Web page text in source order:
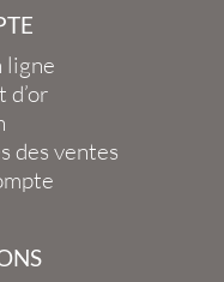
ligne
d’or
des ventes